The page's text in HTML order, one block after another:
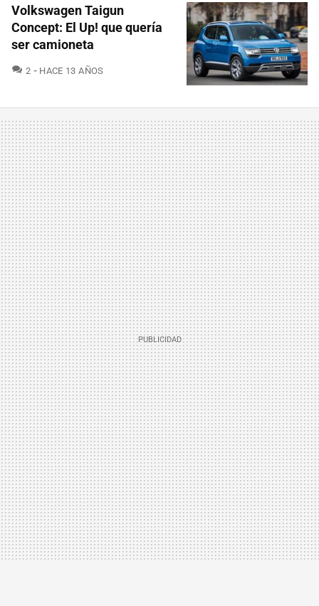
Volkswagen Taigun
Concept: El Up! que quería
ser camioneta
2 COMENTARIOS
HACE 13 AÑOS